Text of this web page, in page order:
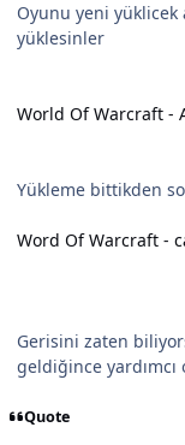
Oyunu yeni yüklicek
yüklesinler
World Of Warcraft -
Yükleme bittikden
Word Of Warcraft -
Gerisini zaten
geldiğince yardımcı
Quote